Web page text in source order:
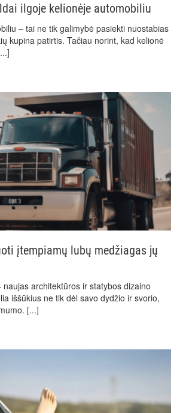
ilgoje kelionėje automobiliu
– tai ne tik galimybė pasiekti nuostabias
kupina patirtis. Tačiau norint, kad kelionė
įtempiamų lubų medžiagas jų
architektūros ir statybos dizaino
iššūkius ne tik dėl savo dydžio ir svorio,
[...]